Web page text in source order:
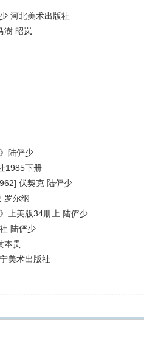
河北美术出版社
澍 昭岚
陆俨少
1985下册
伏契克 陆俨少
罗尔纲
上美版34册上 陆俨少
陆俨少
本贵
美术出版社